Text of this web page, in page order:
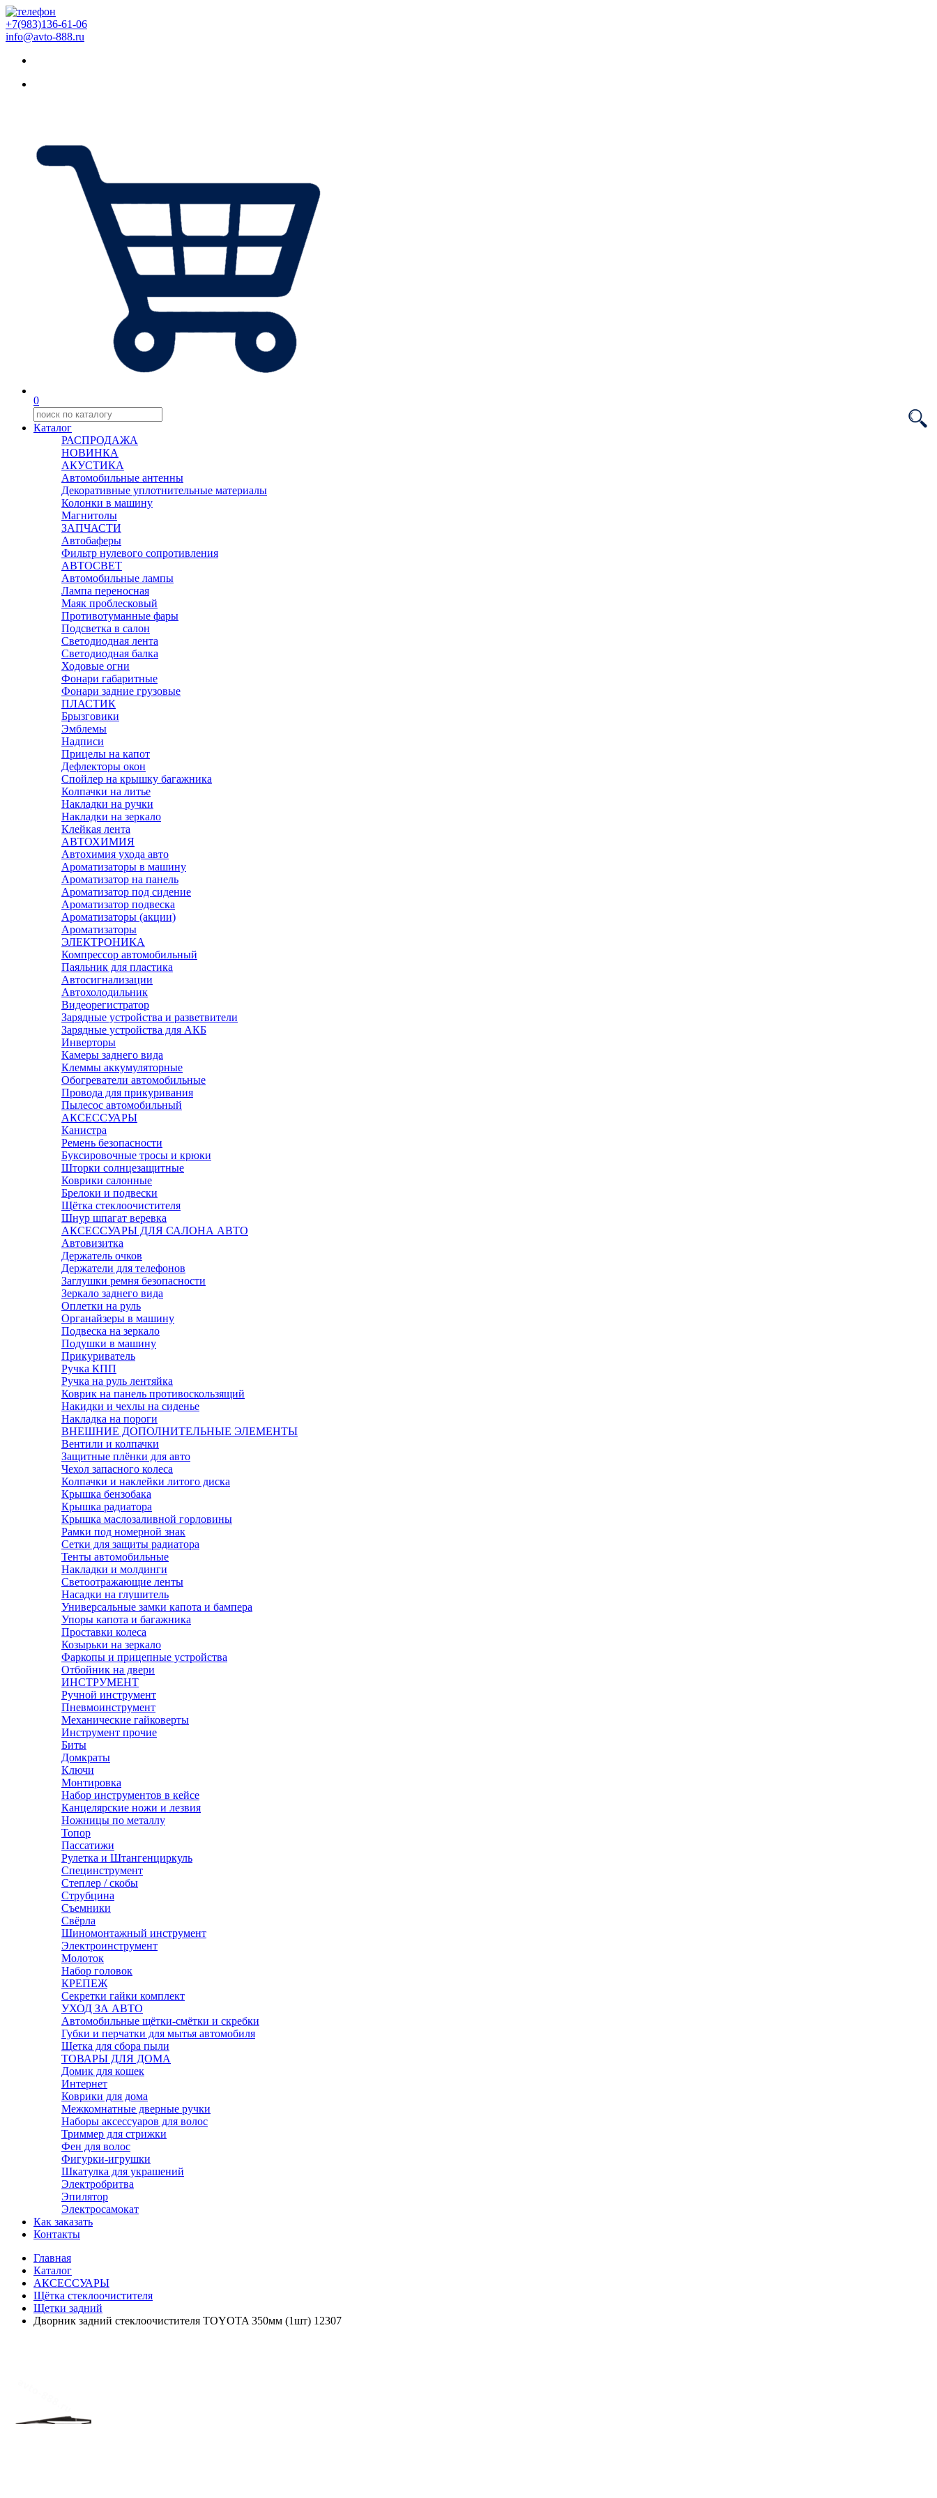
+7(983)136-61-06
info@avto-888.ru
0
Каталог
РАСПРОДАЖА
НОВИНКА
АКУСТИКА
Автомобильные антенны
Декоративные уплотнительные материалы
Колонки в машину
Магнитолы
ЗАПЧАСТИ
Автобаферы
Фильтр нулевого сопротивления
АВТОСВЕТ
Автомобильные лампы
Лампа переносная
Маяк проблесковый
Противотуманные фары
Подсветка в салон
Светодиодная лента
Светодиодная балка
Ходовые огни
Фонари габаритные
Фонари задние грузовые
ПЛАСТИК
Брызговики
Эмблемы
Надписи
Прицелы на капот
Дефлекторы окон
Спойлер на крышку багажника
Колпачки на литье
Накладки на ручки
Накладки на зеркало
Клейкая лента
АВТОХИМИЯ
Автохимия ухода авто
Ароматизаторы в машину
Ароматизатор на панель
Ароматизатор под сидение
Ароматизатор подвеска
Ароматизаторы (акции)
Ароматизаторы
ЭЛЕКТРОНИКА
Компрессор автомобильный
Паяльник для пластика
Автосигнализации
Автохолодильник
Видеорегистратор
Зарядные устройства и разветвители
Зарядные устройства для АКБ
Инверторы
Камеры заднего вида
Клеммы аккумуляторные
Обогреватели автомобильные
Провода для прикуривания
Пылесос автомобильный
АКСЕССУАРЫ
Канистра
Ремень безопасности
Буксировочные тросы и крюки
Шторки солнцезащитные
Коврики салонные
Брелоки и подвески
Щётка стеклоочистителя
Шнур шпагат веревка
АКСЕССУАРЫ ДЛЯ САЛОНА АВТО
Автовизитка
Держатель очков
Держатели для телефонов
Заглушки ремня безопасности
Зеркало заднего вида
Оплетки на руль
Органайзеры в машину
Подвеска на зеркало
Подушки в машину
Прикуриватель
Ручка КПП
Ручка на руль лентяйка
Коврик на панель противоскользящий
Накидки и чехлы на сиденье
Накладка на пороги
ВНЕШНИЕ ДОПОЛНИТЕЛЬНЫЕ ЭЛЕМЕНТЫ
Вентили и колпачки
Защитные плёнки для авто
Чехол запасного колеса
Колпачки и наклейки литого диска
Крышка бензобака
Крышка радиатора
Крышка маслозаливной горловины
Рамки под номерной знак
Сетки для защиты радиатора
Тенты автомобильные
Накладки и молдинги
Светоотражающие ленты
Насадки на глушитель
Универсальные замки капота и бампера
Упоры капота и багажника
Проставки колеса
Козырьки на зеркало
Фаркопы и прицепные устройства
Отбойник на двери
ИНСТРУМЕНТ
Ручной инструмент
Пневмоинструмент
Механические гайковерты
Инструмент прочиe
Биты
Домкраты
Ключи
Монтировка
Набор инструментов в кейсе
Канцелярские ножи и лезвия
Ножницы по металлу
Топор
Пассатижи
Рулетка и Штангенциркуль
Специнструмент
Степлер / скобы
Струбцина
Съемники
Свёрла
Шиномонтажный инструмент
Электроинструмент
Молоток
Набор головок
КРЕПЕЖ
Секретки гайки комплект
УХОД ЗА АВТО
Автомобильные щётки-смётки и скребки
Губки и перчатки для мытья автомобиля
Щетка для сбора пыли
ТОВАРЫ ДЛЯ ДОМА
Домик для кошек
Интернет
Коврики для дома
Межкомнатные дверные ручки
Наборы аксессуаров для волос
Триммер для стрижки
Фен для волос
Фигурки-игрушки
Шкатулка для украшений
Электробритва
Эпилятор
Электросамокат
Как заказать
Контакты
Главная
Каталог
АКСЕССУАРЫ
Щётка стеклоочистителя
Щетки задний
Дворник задний стеклоочистителя TOYOTA 350мм (1шт) 12307